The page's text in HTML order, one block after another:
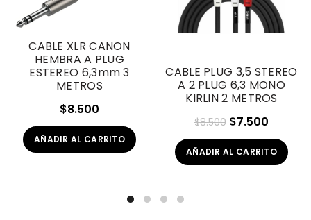
CABLE XLR CANON
HEMBRA A PLUG
ESTEREO 6,3mm 3
METROS
$8.500
AÑADIR AL CARRITO
CABLE PLUG 3,5 STEREO
A 2 PLUG 6,3 MONO
KIRLIN 2 METROS
$8.500 El
precio
original
$7.500
precio
actual
AÑADIR AL CARRITO